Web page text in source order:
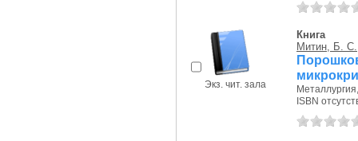
Экз. чит. зала
Книга
Митин, Б. С.
ISBN